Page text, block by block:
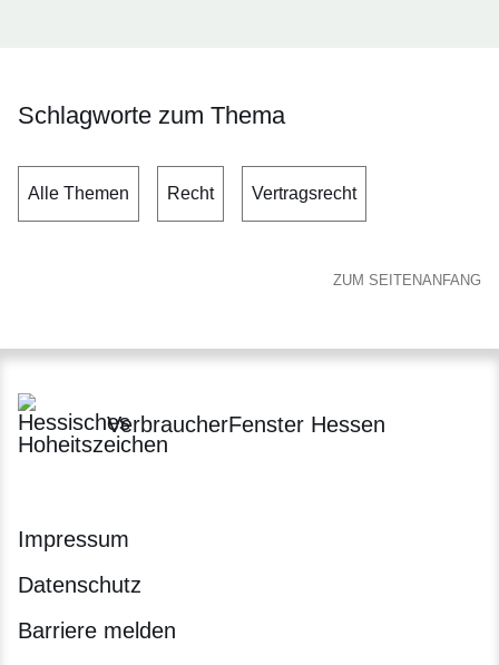
Schlagworte zum Thema
Alle Themen Recht Vertragsrecht
ZUM SEITENANFANG
VerbraucherFenster Hessen
Impressum
Datenschutz
Barriere melden